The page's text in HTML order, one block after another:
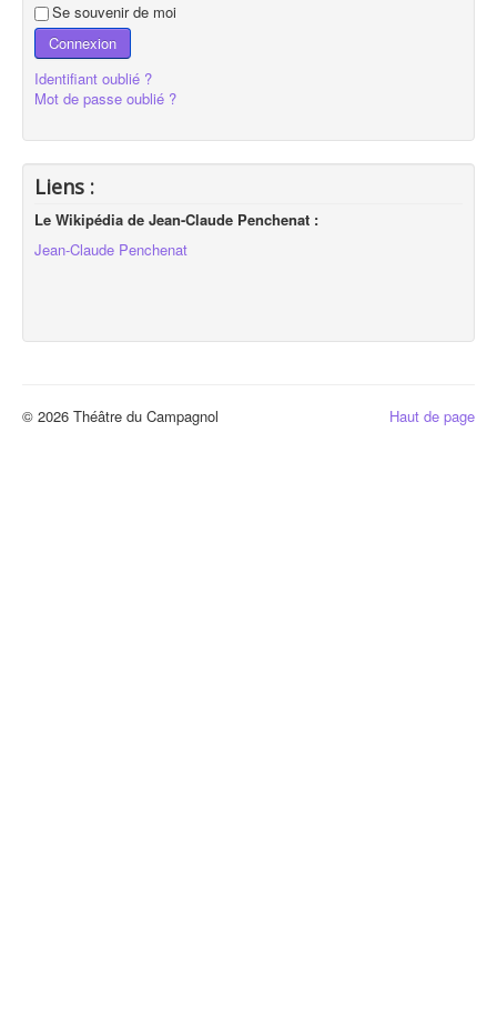
Se souvenir de moi
Connexion
Identifiant oublié ?
Mot de passe oublié ?
Liens :
Le Wikipédia de Jean-Claude Penchenat :
Jean-Claude Penchenat
Haut de page
© 2026 Théâtre du Campagnol